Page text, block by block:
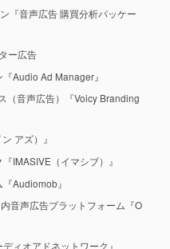
『音声広告 購買分析パッケー
ー広告
Audio Ad Manager』
（音声広告）『Voicy Branding
アズ）』
IMASIVE（イマシブ）』
Audiomob』
音声広告プラットフォーム『O
ィオアドネットワーク』